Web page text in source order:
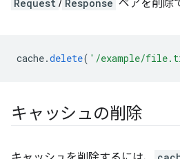
Request / Response ペアを削除
cache.delete( '/example/
キャッシュの削除